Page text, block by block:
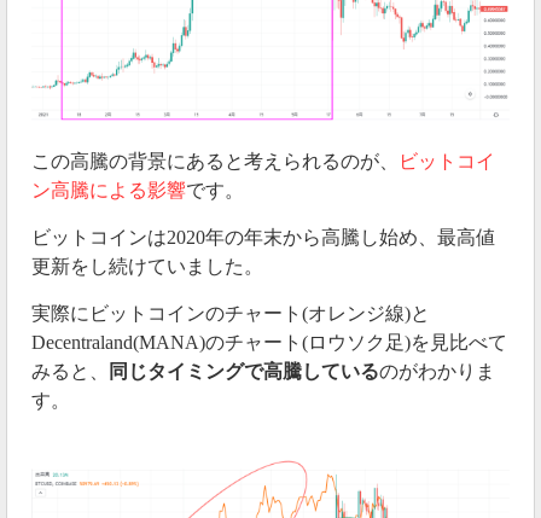
この高騰の背景にあると考えられるのが、
ビットコイ
ン高騰による影響です。
ビットコインは2020年の年末から高騰し始め、最高値
更新をし続けていました。
実際にビットコインのチャート(オレンジ線)と
Decentraland(MANA)のチャート(ロウソク足)を見比べて
みると、
同じタイミングで高騰しているのがわかりま
す。